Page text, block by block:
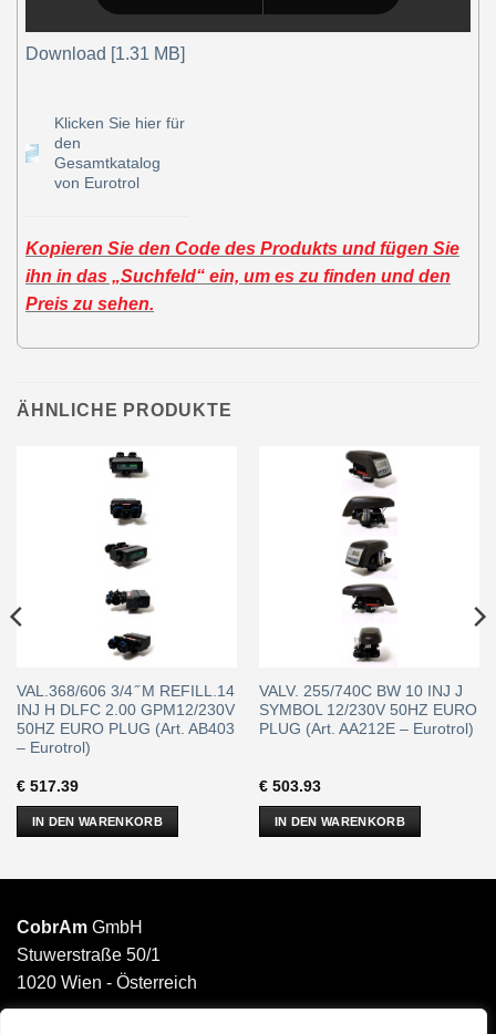
Download [1.31 MB]
Klicken Sie hier für
den
Gesamtkatalog
von Eurotrol
Kopieren Sie den Code des Produkts und fügen Sie
ihn in das „Suchfeld“ ein, um es zu finden und den
Preis zu sehen.
ÄHNLICHE PRODUKTE
VAL.368/606 3/4 ̋ M REFILL.14
INJ H DLFC 2.00 GPM12/230V
50HZ EURO PLUG (Art. AB403
– Eurotrol)
€517.39
IN DEN WARENKORB
VALV. 255/740C BW 10 INJ J
SYMBOL 12/230V 50HZ EURO
PLUG (Art. AA212E – Eurotrol)
€503.93
IN DEN WARENKORB
CobrAm GmbH
Stuwerstraße 50/1
1020 Wien - Österreich
______________________